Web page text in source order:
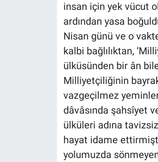
insan için yek vücut
ardından yasa
Nisan günü ve o
kalbi bağlılıktan,
ülküsünden bir ân
Milliyetçiliğinin
vazgeçilmez
dâvâsında şahsîyet
ülküleri adına
hayat idame
yolumuzda